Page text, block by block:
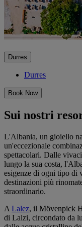
Durres
Durres
Book Now
Sui nostri
L'Albania, un gioiello
un'eccezionale
spettacolari. Dalle
lungo la sua costa,
esigenze di ogni tipo di
destinazioni più
straordinario.
A Lalez, il Mövenpick
di Lalzi, circondato da